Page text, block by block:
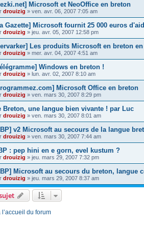
Microsoft et NeoOffice en breton
drouizig » ven. avr. 06, 2007 7:05 am
Gazette] Microsoft fournit 25 000 euros
drouizig » jeu. avr. 05, 2007 12:58 pm
Les produits Microsoft en breton
drouizig » mer. avr. 04, 2007 4:51 am
Windows en breton !
drouizig » lun. avr. 02, 2007 8:10 am
Microsoft Office en breton
drouizig » ven. mars 30, 2007 8:29 pm
Breton, une langue bien vivante ! par Luc
drouizig » ven. mars 30, 2007 8:01 am
v2 Microsoft au secours de la langue
drouizig » ven. mars 30, 2007 7:44 am
: pep hini en e gorn, evel kustum ?
drouizig » jeu. mars 29, 2007 7:32 pm
Microsoft au secours du breton, langue
drouizig » jeu. mars 29, 2007 8:37 am
l’accueil du forum